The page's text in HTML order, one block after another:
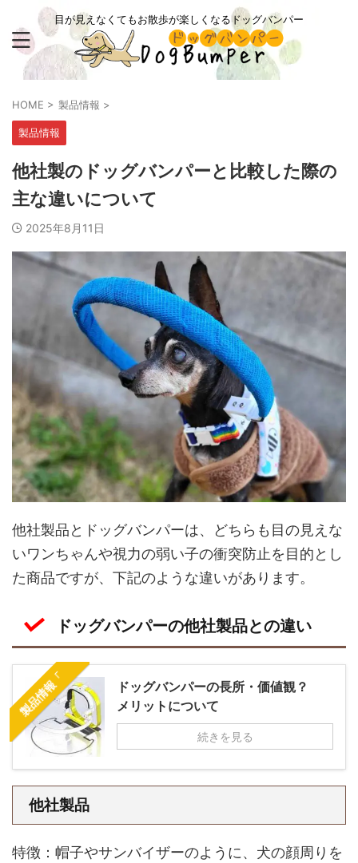
目が見えなくてもお散歩が楽しくなるドッグバンパー
HOME > 製品情報 >
製品情報
他社製のドッグバンパーと比較した際の
主な違いについて
2025年8月11日
他社製品とドッグバンパーは、どちらも目の見えな
いワンちゃんや視力の弱い子の衝突防止を目的とし
た商品ですが、下記のような違いがあります。
ドッグバンパーの他社製品との違い
製品情報「
ドッグバンパーの長所・価値観？
メリットについて
続きを見る
他社製品
特徴：帽子やサンバイザーのように、犬の顔周りを